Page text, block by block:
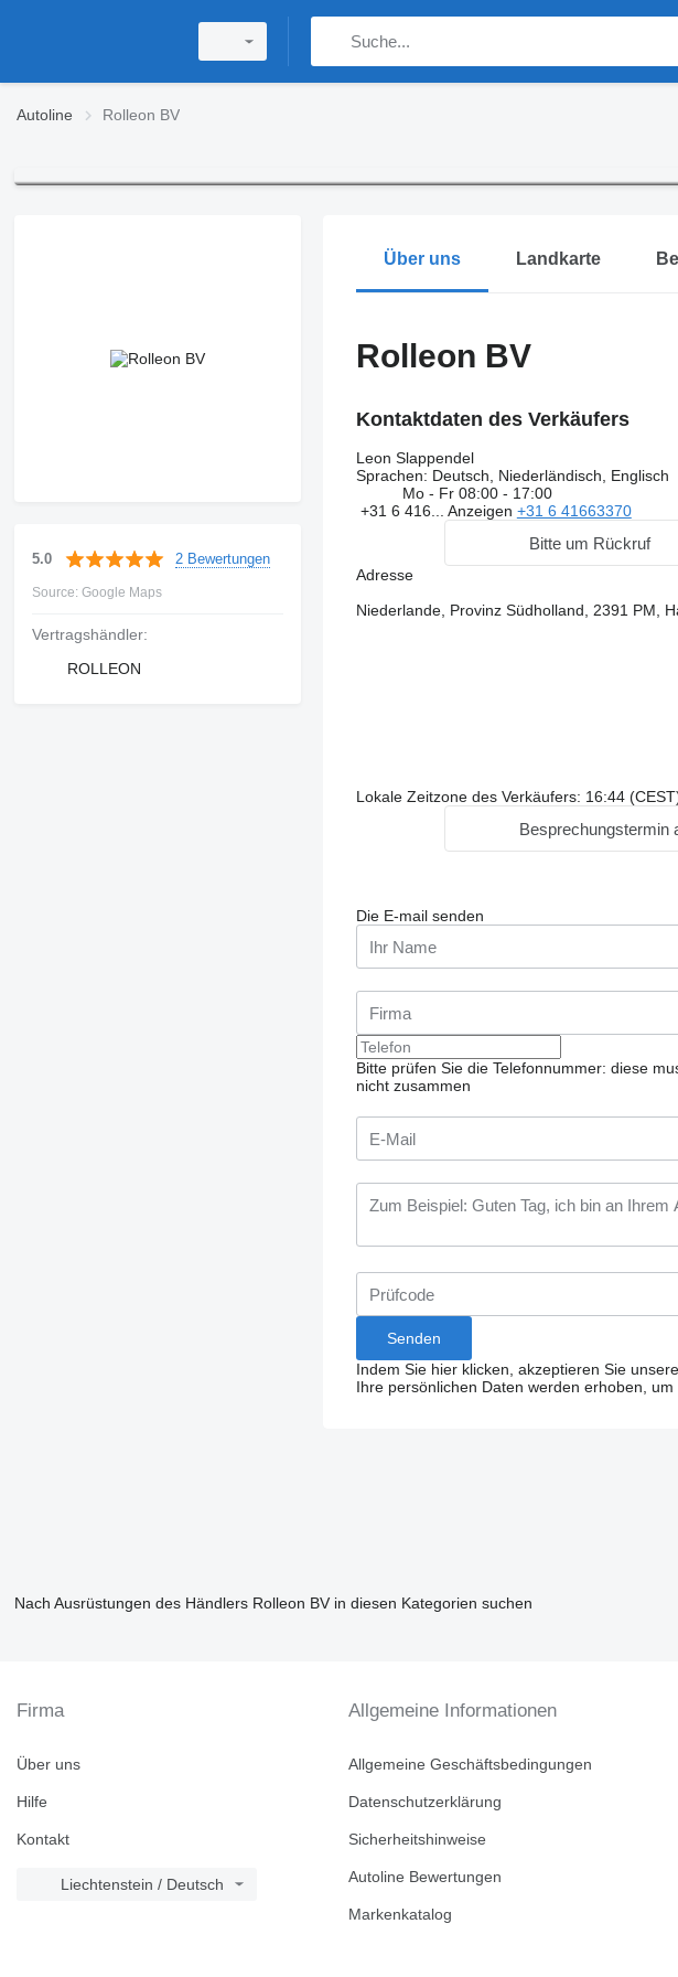
Autoline Rolleon BV
5.0 2 Bewertungen
Source: Google Maps
Vertragshändler:
ROLLEON
Über uns Landkarte
Rolleon BV
Kontaktdaten des Verkäufers
Leon Slappendel
Sprachen: Deutsch, Niederländisch, Englisch
Mo - Fr 08:00 - 17:00
+31 6 416... Anzeigen +31 6 41663370
Bitte um Rückruf
Adresse
Niederlande, Provinz Südholland, 2391 PM,
Lokale Zeitzone des Verkäufers: 16:44
Besprechungstermin
Die E-mail senden
Bitte prüfen Sie die Telefonnummer: diese
nicht zusammen
Indem Sie hier klicken, akzeptieren Sie unsere
Ihre persönlichen Daten werden erhoben, um
Nach Ausrüstungen des Händlers Rolleon BV in diesen Kategorien suchen
Firma
Über uns
Hilfe
Kontakt
Liechtenstein / Deutsch
Allgemeine Informationen
Allgemeine Geschäftsbedingungen
Datenschutzerklärung
Sicherheitshinweise
Autoline Bewertungen
Markenkatalog